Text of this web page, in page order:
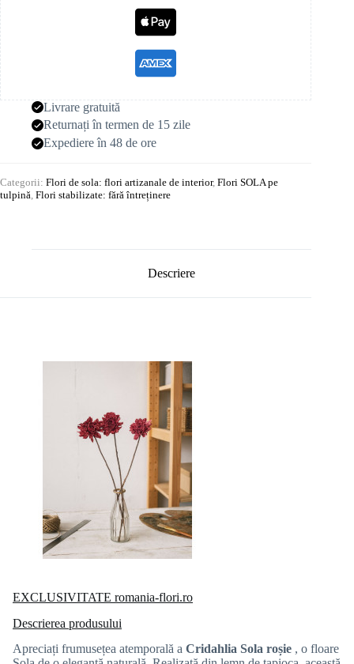
Livrare gratuită
Returnați în termen de 15 zile
Expediere în 48 de ore
Categorii: Flori de sola: flori artizanale de interior, Flori SOLA pe
tulpină, Flori stabilizate: fără întreținere
Descriere
EXCLUSIVITATE romania-flori.ro
Descrierea produsului
Apreciați frumusețea atemporală a Cridahlia Sola roșie , o floare